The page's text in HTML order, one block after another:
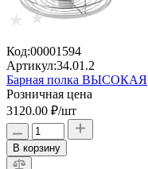
Код:00001594
Артикул:34.01.2
Барная полка ВЫСОКАЯ
Розничная цена
3120.00 ₽/шт
В корзину